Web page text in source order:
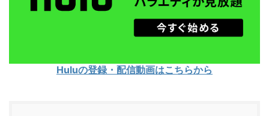
Huluの登録・配信動画はこちらから